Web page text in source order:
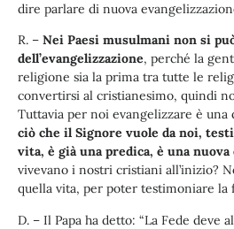
dire parlare di nuova
R. – Nei Paesi musulmani non si
dell’evangelizzazione, perché la
religione sia la prima tra tutte le
convertirsi al cristianesimo, quindi
Tuttavia per noi evangelizzare è una
ciò che il Signore vuole da noi,
vita, è già una predica, è una nuova
vivevano i nostri cristiani all’inizio?
quella vita, per poter testimoniare la
D. – Il Papa ha detto: “La Fede deve